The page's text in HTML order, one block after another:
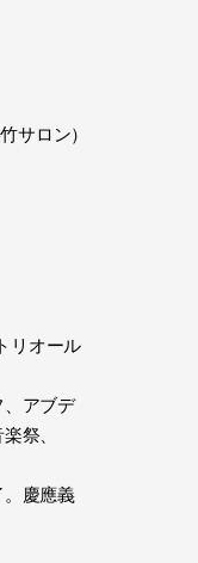
サロン）
リオール
、アブデ
祭、
。慶應義